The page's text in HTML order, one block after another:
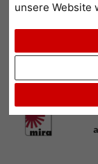
unsere Website
Kunststoff-
für 2000 Teile